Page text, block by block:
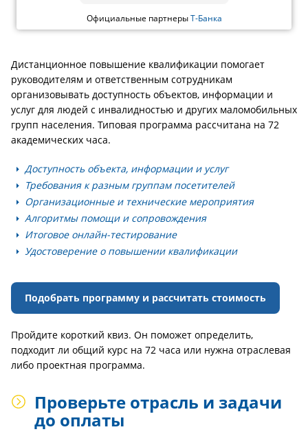
Официальные партнерыТ-Банка
Дистанционное повышение квалификации помогает
руководителям и ответственным сотрудникам
организовывать доступность объектов, информации и
услуг для людей с инвалидностью и других маломобильных
групп населения. Типовая программа рассчитана на 72
академических часа.
Доступность объекта, информации и услуг
Требования к разным группам посетителей
Организационные и технические мероприятия
Алгоритмы помощи и сопровождения
Итоговое онлайн-тестирование
Удостоверение о повышении квалификации
Подобрать программу и рассчитать стоимость
Пройдите короткий квиз. Он поможет определить,
подходит ли общий курс на 72 часа или нужна отраслевая
либо проектная программа.
Проверьте отрасль и задачи
до оплаты